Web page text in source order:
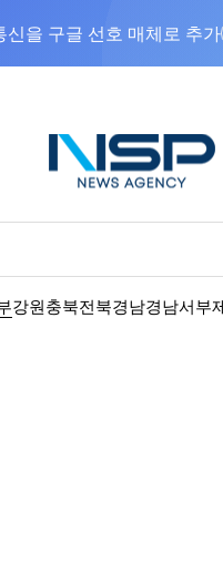
신을 구글 선호 매체로 추가
강원 충북전북경남경남서부